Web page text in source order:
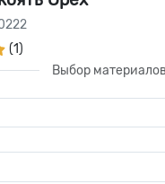
(1)
Выбор материалов